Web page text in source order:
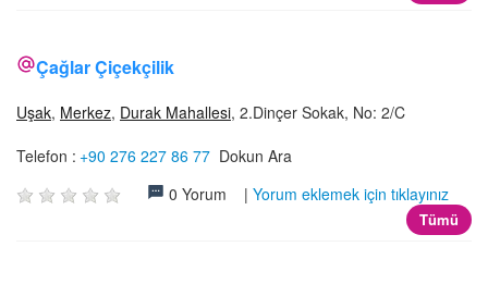
Çağlar Çiçekçilik
Uşak, Merkez, Durak Mahallesi, 2.Dinçer Sokak, No: 2/C
Telefon : +90 276 227 86 77 Dokun Ara
0 Yorum | Yorum eklemek için tıklayınız
Tümü